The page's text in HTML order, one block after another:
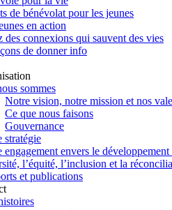
de bénévolat pour les jeunes
en action
des connexions qui sauvent des vies
de donner info
sommes
Notre vision, notre mission et nos
Ce que nous faisons
Gouvernance
stratégie
engagement envers le
l’équité, l’inclusion et la
et publications